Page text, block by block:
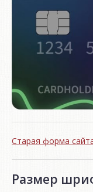
Старая форма
Размер